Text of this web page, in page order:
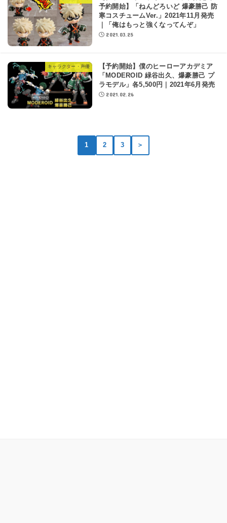
予約開始】「ねんどろいど 爆豪勝己 防
寒コスチュームVer.」2021年11月発売
｜「俺はもっと強くなってんぞ」
2021.03.25
キャラクター・声優
【予約開始】僕のヒーローアカデミア
「MODEROID 緑谷出久、爆豪勝己 プ
ラモデル」各5,500円｜2021年6月発売
2021.02.26
1 2 3 ＞